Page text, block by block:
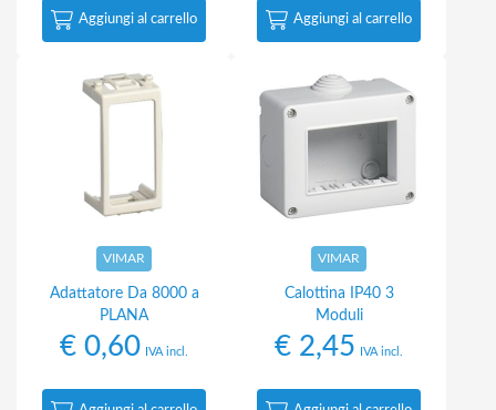
Aggiungi al carrello Aggiungi al carrello
VIMAR
Adattatore Da 8000 a
PLANA
€ 0,60 IVA incl.
VIMAR
Calottina IP40 3
Moduli
€ 2,45 IVA incl.